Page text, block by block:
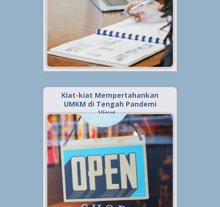
mengawali langkahnya dengan
usaha atau bisnis kecil. Sebab,
lewat pembukuan ini pelaku usaha
dapat mengetahui...
Baca Selengkapnya »
Kiat-kiat Mempertahankan
UMKM di Tengah Pandemi
Virus…
Diterbitkan tanggal 18 Jul 2021, dalam kategori
Bisnis
,
Tips
.
Pandemi virus corona yang
mewabah di Indonesia sejak bulan
Maret lalu, membawa dampak
besar terhadap berbagai macam
perubahan. Salah satu segmen
yang terkena dampak cukup
signifikan dari pandemi ini adalah